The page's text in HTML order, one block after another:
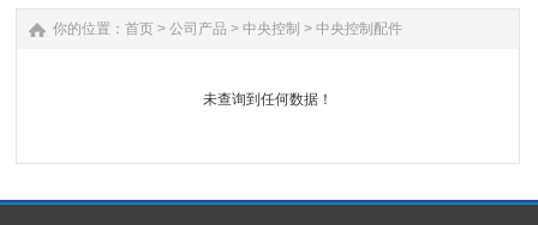
你的位置： 首页 > 公司产品 > 中央控制 > 中央控制配件
未查询到任何数据！